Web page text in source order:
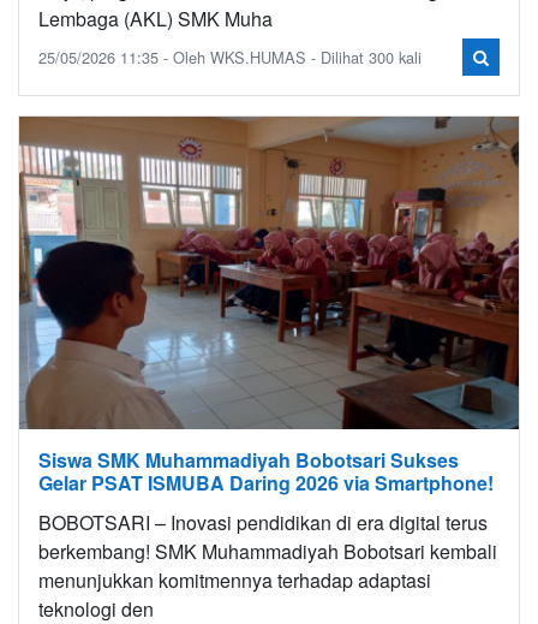
Lembaga (AKL) SMK Muha
25/05/2026 11:35 - Oleh WKS.HUMAS - Dilihat 300 kali
Siswa SMK Muhammadiyah Bobotsari Sukses
Gelar PSAT ISMUBA Daring 2026 via Smartphone!
BOBOTSARI – Inovasi pendidikan di era digital terus
berkembang! SMK Muhammadiyah Bobotsari kembali
menunjukkan komitmennya terhadap adaptasi
teknologi den